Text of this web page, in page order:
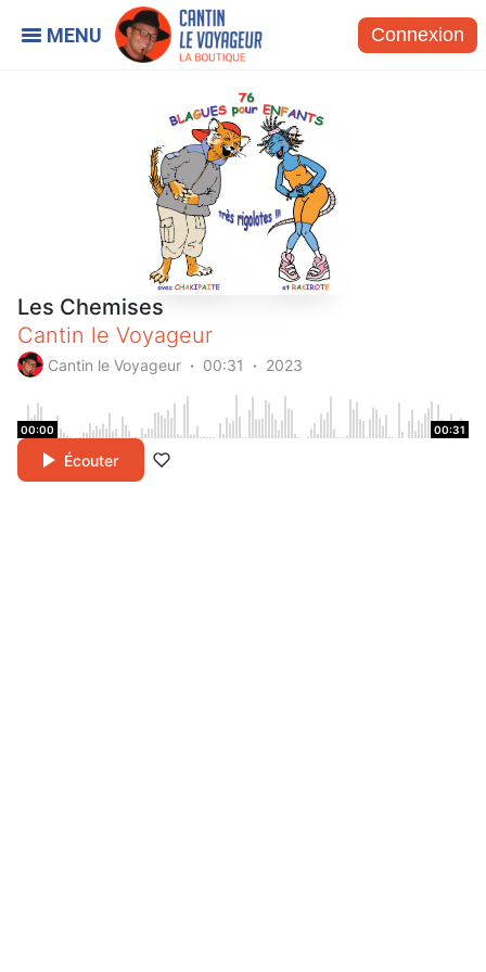
Connexion
Les Chemises
Cantin le Voyageur
Cantin le Voyageur 00:31 2023
00:00 00:31
Écouter